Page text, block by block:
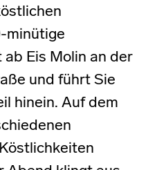
minütige
Eis Molin an der
und führt Sie
hinein. Auf dem